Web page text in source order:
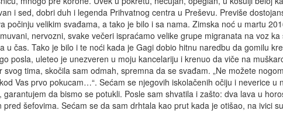
i sed, dobri duh i legenda Prihvatnog centra u Preševu. Previše
počinju velikim svađama, a tako je bilo i sa nama. Zimska noć u martu
nervozni, svake večeri ispraćamo velike grupe migranata na voz ka
u čas. Tako je bilo i te noći kada je Gagi dobio hitnu naredbu da gomilu
posla, uleteo je unezveren u moju kancelariju i krenuo da viče na
tima, skočila sam odmah, spremna da se svađam. „Ne možete
Vas prvo pokucam…“. Sećam se njegovih iskolačenih očiju i neverice u
da bismo se potukli. Posle sam shvatila i zašto: dva lava u
šefovima. Sećam se da sam drhtala kao prut kada je otišao, na ivici